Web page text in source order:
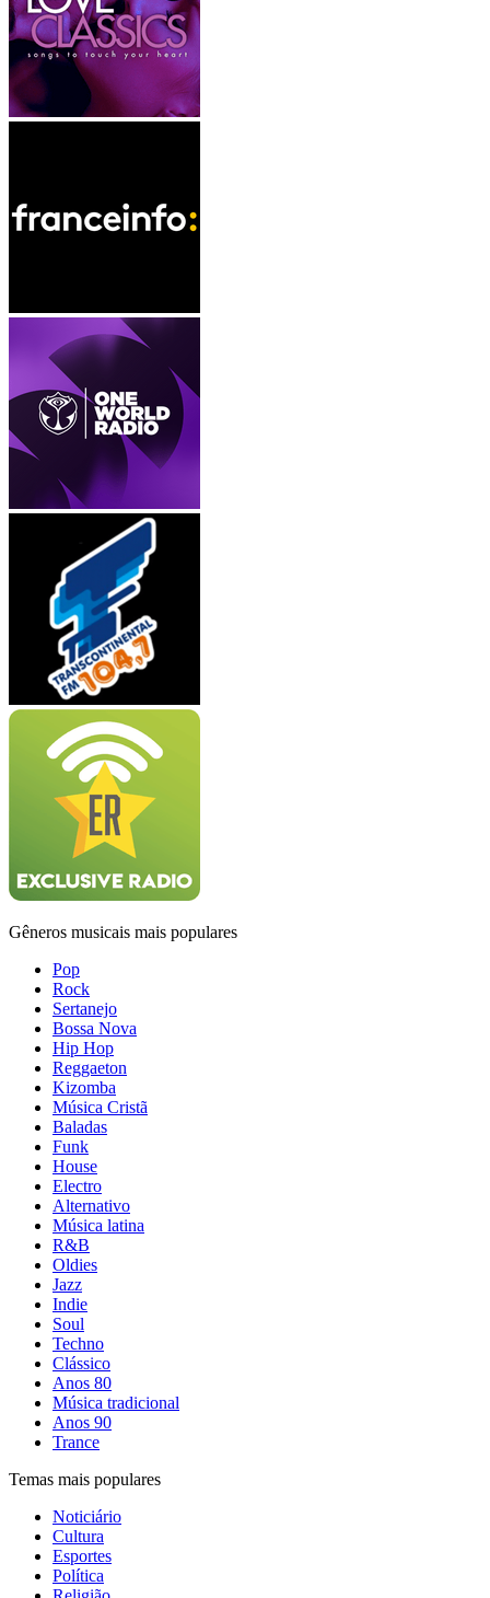
Gêneros musicais mais populares
Pop
Rock
Sertanejo
Bossa Nova
Hip Hop
Reggaeton
Kizomba
Música Cristã
Baladas
Funk
House
Electro
Alternativo
Música latina
R&B
Oldies
Jazz
Indie
Soul
Techno
Clássico
Anos 80
Música tradicional
Anos 90
Trance
Temas mais populares
Noticiário
Cultura
Esportes
Política